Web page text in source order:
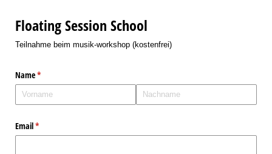
Floating Session School
Teilnahme beim musik-workshop (kostenfrei)
Name*
(erforderlich)
Email*
(erforderlich)